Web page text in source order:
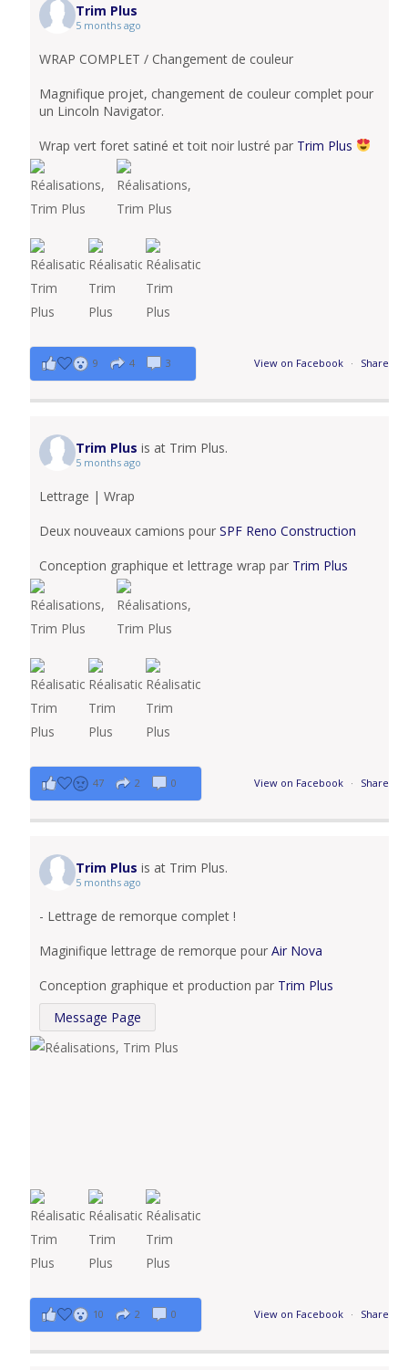
Trim Plus
5 months ago
WRAP COMPLET / Changement de couleur
Magnifique projet, changement de couleur complet pour
un Lincoln Navigator.
Wrap vert foret satiné et toit noir lustré par Trim Plus
View on Facebook · Share
9 4 3
Trim Plus is at Trim Plus.
5 months ago
Lettrage | Wrap
Deux nouveaux camions pour SPF Reno Construction
Conception graphique et lettrage wrap par Trim Plus
View on Facebook · Share
47 2 0
Trim Plus is at Trim Plus.
5 months ago
- Lettrage de remorque complet !
Maginifique lettrage de remorque pour Air Nova
Conception graphique et production par Trim Plus
Message Page
View on Facebook · Share
10 2 0